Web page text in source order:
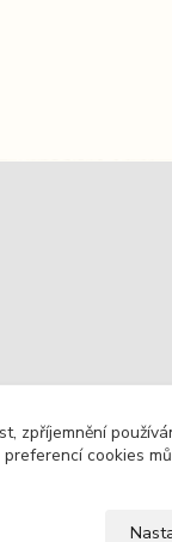
zpříjemnění
cookies